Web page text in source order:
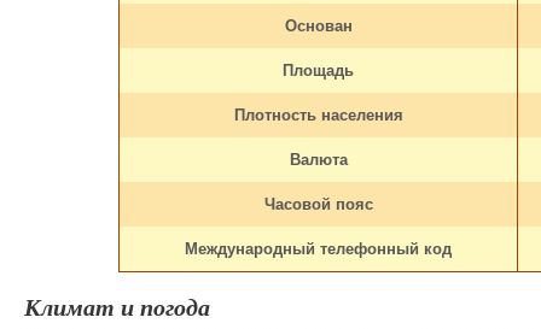
Основан
Площадь
Плотность населения
Валюта
Часовой пояс
Международный телефонный код
Климат и погода